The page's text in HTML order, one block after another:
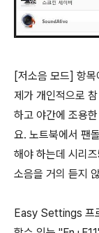
[저소음 모드] 항
제가 개인적으로
하고 야간에 조용
요. 노트북에서 팬
해야 하는데 시리
소음을 거의 듣지
Easy Settings 프